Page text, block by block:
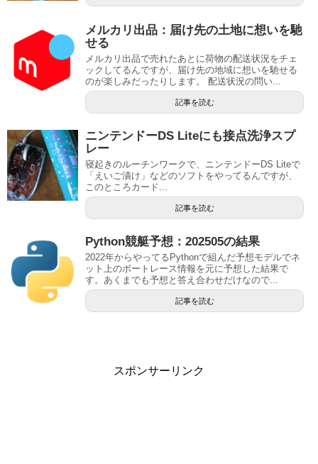
メルカリ出品：届け先の土地に想いを馳
せる
メルカリ出品で売れたあとに荷物の配送状況をチェ
ックしてるんですが、届け先の地域に想いを馳せる
のが楽しみだったりします。 配送状況の問い...
記事を読む
ニンテンドーDS Liteにも接点洗浄スプ
レー
寝起きのルーチンワークで、ニンテンドーDS Liteで
「えいご漬け」などのソフトをやってるんですが、
このところカード...
記事を読む
Python競艇予想：202505の結果
2022年からやってるPythonで組んだ予想モデルでネ
ット上のボートレース情報を元に予想した結果で
す。あくまでも予想と答え合わせだけなので...
記事を読む
スポンサーリンク